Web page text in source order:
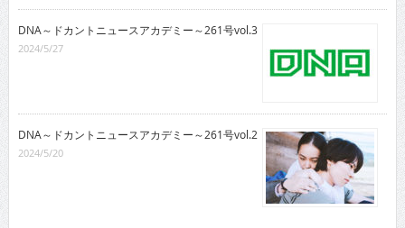
DNA～ドカントニュースアカデミー～261号vol.3
2024/5/27
DNA～ドカントニュースアカデミー～261号vol.2
2024/5/20